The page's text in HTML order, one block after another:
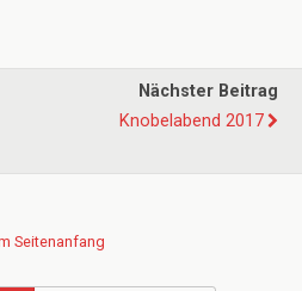
Nächster Beitrag
Knobelabend 2017
Seitenanfang